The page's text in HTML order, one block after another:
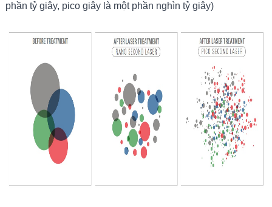
phần tỷ giây, pico giây là một phần nghìn tỷ giây)